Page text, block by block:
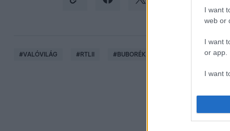
I want
web or
I want
or app.
I want
I want
#VALÓVILÁG #RTLII #BUBORÉK